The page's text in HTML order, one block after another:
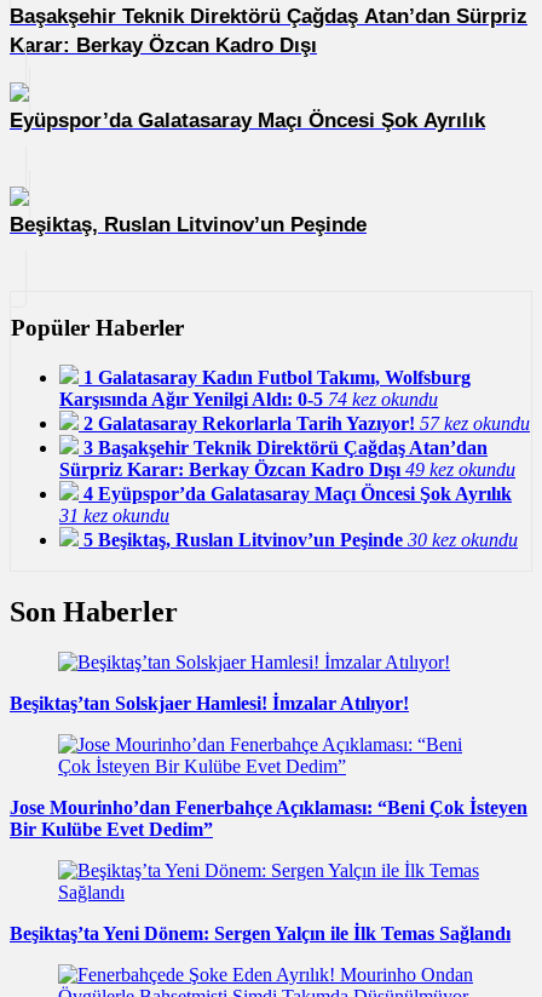
Başakşehir Teknik Direktörü Çağdaş Atan’dan Sürpriz
Karar: Berkay Özcan Kadro Dışı
Eyüpspor’da Galatasaray Maçı Öncesi Şok Ayrılık
Beşiktaş, Ruslan Litvinov’un Peşinde
Popüler Haberler
1 Galatasaray Kadın Futbol Takımı, Wolfsburg
Karşısında Ağır Yenilgi Aldı: 0-5 74 kez okundu
2 Galatasaray Rekorlarla Tarih Yazıyor! 57 kez okundu
3 Başakşehir Teknik Direktörü Çağdaş Atan’dan
Sürpriz Karar: Berkay Özcan Kadro Dışı 49 kez okundu
4 Eyüpspor’da Galatasaray Maçı Öncesi Şok Ayrılık
31 kez okundu
5 Beşiktaş, Ruslan Litvinov’un Peşinde 30 kez okundu
Son Haberler
Beşiktaş’tan Solskjaer Hamlesi! İmzalar Atılıyor!
Jose Mourinho’dan Fenerbahçe Açıklaması: “Beni Çok İsteyen
Bir Kulübe Evet Dedim”
Beşiktaş’ta Yeni Dönem: Sergen Yalçın ile İlk Temas Sağlandı